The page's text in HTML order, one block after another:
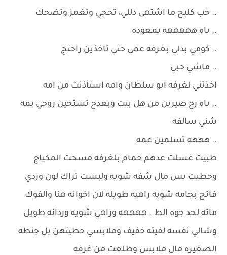
.. حب كلبج ما اشتهى دللي، تحجي وتغمز وتضحك
.. ياه هههههه يمعوده
.. كومي بدلي بغرفه عمي حتى تاخذين راحتج
.. ماشي حبي
اخذتني لغرفه ابو سلطان وامه استأذنت من امه
.. ياه رح صيرين من هل بيت وبعدح تستحين روحي يمه
شني سالفه
.. هههه تسلمين عمه
طبيت غسلت عدهم حمام بلغرفه مسحت المكياج
وحطيت بس مال شفه شويه ولبست تراك لون وردي
فاتح بجامه شويه راهيه طويله لان اخوانه هنا والفوك
ماته لحد جوه الط.. ههههه وراهي شويه وردانه طويل
وشالي نفسه لفيته خفيف وملابسي حطيتهن بل جنطه
الصغيره مال ملابس وطلعت من غرفه